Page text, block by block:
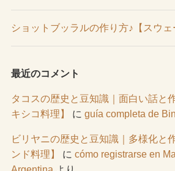
ショットブッラルの作り方♪【スウェ
最近のコメント
タコスの歴史と豆知識｜面白い話と
キシコ料理】
に guía completa de
ビリヤニの歴史と豆知識｜多様化と
ンド料理】
に cómo registrarse en